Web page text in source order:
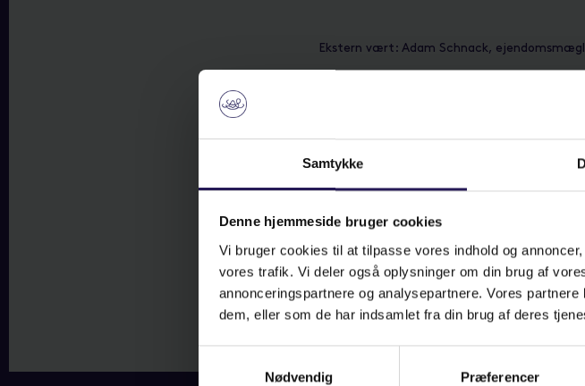
Samtykke
Denne hjemmeside bruger cookies
Vi bruger cookies til at tilpasse vores indhold og
vores trafik. Vi deler også oplysninger om din brug af
annonceringspartnere og analysepartnere. Vores
dem, eller som de har indsamlet fra din brug af deres
Nødvendig
Præferencer
Ekstern vært: Adam Schnack,
Efter arrangementet har du mulighed for at se
Husk, at du kan lytte til podcasts fra vores tidligere
Søg på Byen forfra, der hvor du